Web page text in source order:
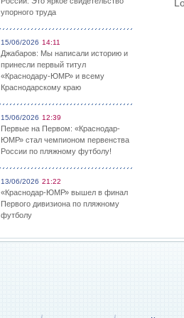
упорного труда
15/06/2026 14:11
Джабаров: Мы написали историю и
принесли первый титул
«Краснодару-ЮМР» и всему
Краснодарскому краю
15/06/2026 12:39
Первые на Первом: «Краснодар-
ЮМР» стал чемпионом первенства
России по пляжному футболу!
13/06/2026 21:22
«Краснодар-ЮМР» вышел в финал
Первого дивизиона по пляжному
футболу